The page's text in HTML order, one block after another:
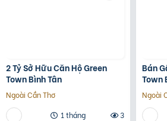
2 Tỷ Sở Hữu Căn Hộ Green
Town Bình Tân
Ngoài Cần Thơ
1 tháng
3
Bán
Town
2
Ngoài